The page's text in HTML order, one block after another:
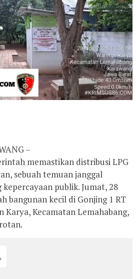
–
memastikan distribusi LPG
sebuah temuan janggal
publik. Jumat, 28
bangunan kecil di Gonjing 1 RT
Karya, Kecamatan Lemahabang,